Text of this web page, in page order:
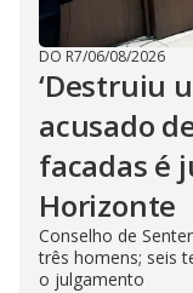
DO R7/06/08/2026
‘Destruiu
acusado
facadas é
Horizonte
Conselho de
três homens; seis
o julgamento